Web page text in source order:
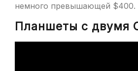
немного превышающей $400.
Планшеты с двумя